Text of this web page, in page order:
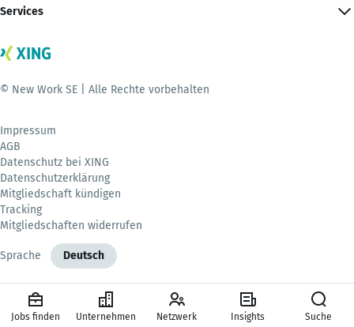
Services
© New Work SE | Alle Rechte vorbehalten
Impressum
AGB
Datenschutz bei XING
Datenschutzerklärung
Mitgliedschaft kündigen
Tracking
Mitgliedschaften widerrufen
Sprache Deutsch
Jobs finden Unternehmen Netzwerk Insights Suche